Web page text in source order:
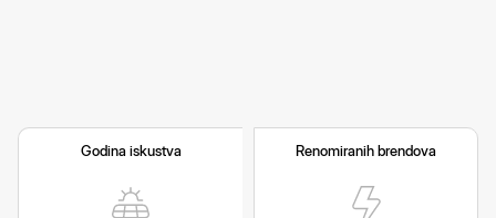
Godina iskustva Renomiranih brendova